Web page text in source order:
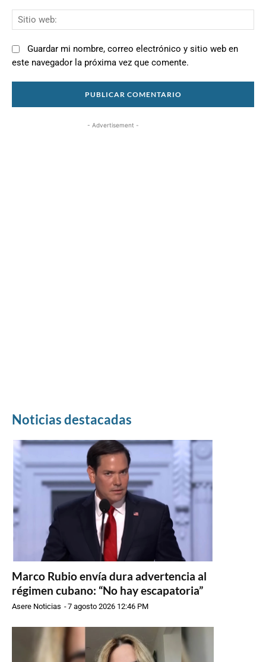
Guardar mi nombre, correo electrónico y sitio web en
este navegador la próxima vez que comente.
- Advertisement -
Noticias destacadas
Marco Rubio envía dura advertencia al
régimen cubano: “No hay escapatoria”
Asere Noticias -7 agosto 2026 12:46 PM